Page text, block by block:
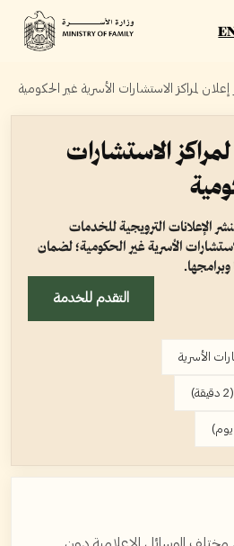
لمراكز الاستشارات الأسرية غير الحكومية
الاستشارات
الإعلانات الترويجية للخدمات
الأسرية غير الحكومية؛ لضمان
التقدم للخدمة
الأسرية